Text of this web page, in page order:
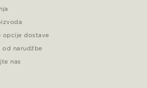
opcije dostave
od narudžbe
nas